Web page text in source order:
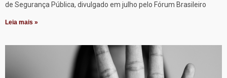
de Segurança Pública, divulgado em julho pelo Fórum Brasileiro
Leia mais »